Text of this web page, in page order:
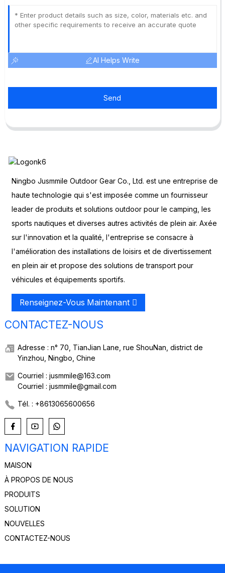
AI Helps Write
Send
Ningbo Jusmmile Outdoor Gear Co., Ltd. est une entreprise de
haute technologie qui s'est imposée comme un fournisseur
leader de produits et solutions outdoor pour le camping, les
sports nautiques et diverses autres activités de plein air. Axée
sur l'innovation et la qualité, l'entreprise se consacre à
l'amélioration des installations de loisirs et de divertissement
en plein air et propose des solutions de transport pour
véhicules et équipements sportifs.
Renseignez-Vous Maintenant
CONTACTEZ-NOUS
Adresse : n° 70, TianJian Lane, rue ShouNan, district de
Yinzhou, Ningbo, Chine
Courriel : jusmmile@163.com
Courriel : jusmmile@gmail.com
Tél. : +8613065600656
NAVIGATION RAPIDE
MAISON
À PROPOS DE NOUS
PRODUITS
SOLUTION
NOUVELLES
CONTACTEZ-NOUS